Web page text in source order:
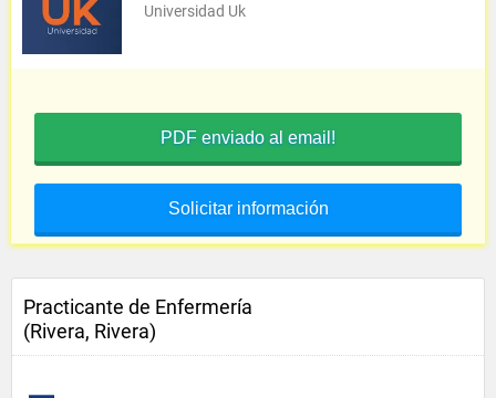
Universidad Uk
PDF enviado al email!
Solicitar información
Practicante de Enfermería
(Rivera, Rivera)